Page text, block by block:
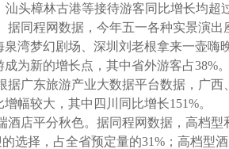
头樟林古港等接待游客同比增长均超过
据同程网数据，今年五一各种实景演出
湾梦幻剧场、深圳刘老根拿来一壶嗨
为新的增长点，其中省外游客占38%。
据广东旅游产业大数据平台数据，广西
幅较大，其中四川同比增长151%。
酒店平分秋色。据同程网数据，高档型
选择，占全省预定量的31%；高档型